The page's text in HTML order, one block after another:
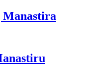
Manastira